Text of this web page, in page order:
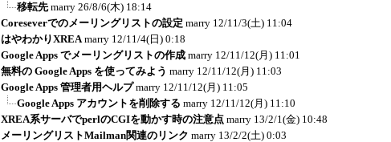
移転先 marry 26/8/6(木) 18:14
Coreseverでのメーリングリストの設定 marry 12/11/3(土) 11:04
はやわかりXREA marry 12/11/4(日) 0:18
Google Apps でメーリングリストの作成 marry 12/11/12(月) 11:01
無料の Google Apps を使ってみよう marry 12/11/12(月) 11:03
Google Apps 管理者用ヘルプ marry 12/11/12(月) 11:05
Google Apps アカウントを削除する marry 12/11/12(月) 11:10
XREA系サーバでperlのCGIを動かす時の注意点 marry 13/2/1(金) 10:48
メーリングリストMailman関連のリンク marry 13/2/2(土) 0:03